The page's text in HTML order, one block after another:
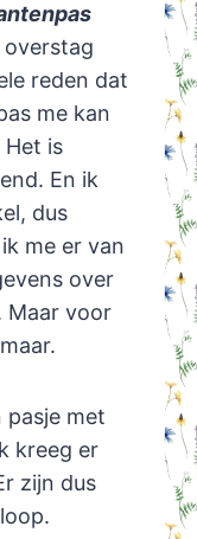
reden dat
me kan
is
En ik
dus
me er van
over
Maar voor
pasje met
kreeg er
zijn dus